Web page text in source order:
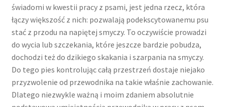
świadomi w kwestii pracy z psami, jest jedna rzecz, która
łączy większość z nich: pozwalają podekscytowanemu psu
stać z przodu na napiętej smyczy. To oczywiście prowadzi
do wycia lub szczekania, które jeszcze bardzie pobudza,
dochodzi też do dzikiego skakania i szarpania na smyczy.
Do tego pies kontrolując całą przestrzeń dostaje niejako
przyzwolenie od przewodnika na takie właśnie zachowanie.
Dlatego niezwykle ważną i moim zdaniem absolutnie